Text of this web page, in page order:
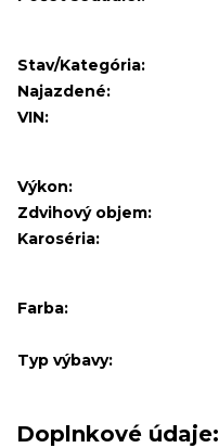
Stav/Kategória:
Najazdené:
VIN:
Výkon:
Zdvihový objem:
Karoséria:
Farba:
Typ výbavy:
Doplnkové údaje: